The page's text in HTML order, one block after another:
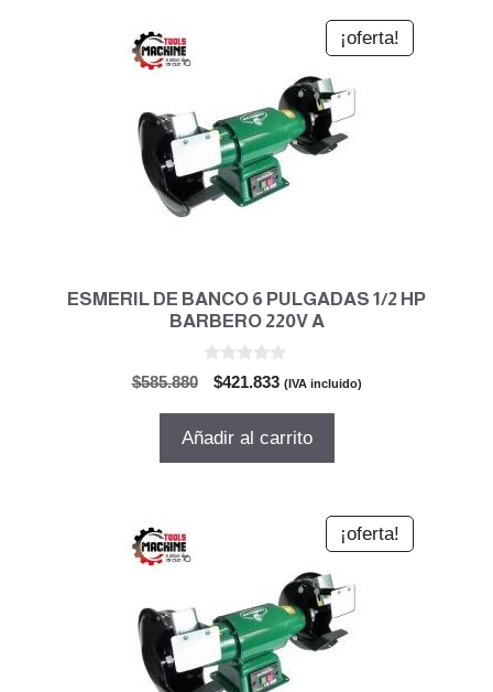
¡oferta!
ESMERIL DE BANCO 6 PULGADAS 1/2 HP
BARBERO 220V A
$585.880
El
original
$421.833El
actual
(IVA incluido)
Añadir al carrito
¡oferta!